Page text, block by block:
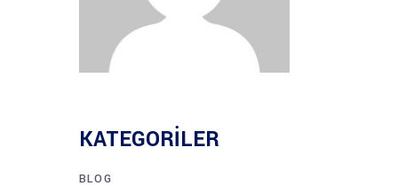
KATEGORILER
BLOG